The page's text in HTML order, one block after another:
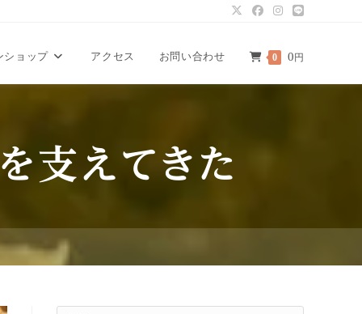
ショップ アクセス お問い合わせ 0 0 円
支えてきた